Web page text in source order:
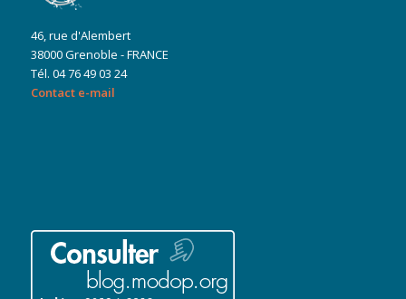
46, rue d'Alembert
38000 Grenoble - FRANCE
Tél. 04 76 49 03 24
Contact e-mail